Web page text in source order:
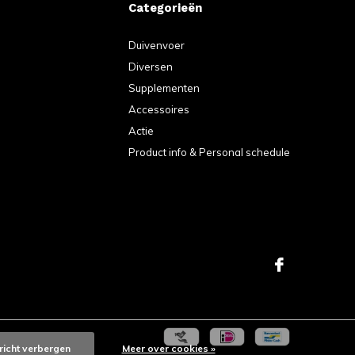
Categorieën
Duivenvoer
Diversen
Supplementen
Accessoires
Actie
Product info & Personal schedule
verbergen Meer over cookies »